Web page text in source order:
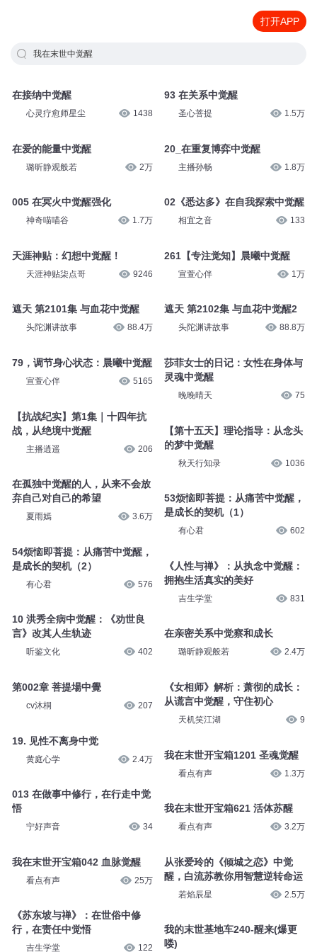
打开APP
我在末世中觉醒
在接纳中觉醒
心灵疗愈师星尘 1438
在爱的能量中觉醒
璐昕静观般若 2万
005 在冥火中觉醒强化
神奇喵喵谷 1.7万
天涯神贴：幻想中觉醒！
天涯神贴柒点哥 9246
遮天 第2101集 与血花中觉醒
头陀渊讲故事 88.4万
79，调节身心状态：晨曦中觉醒
宣萱心伴 5165
【抗战纪实】第1集｜十四年抗
战，从绝境中觉醒
主播逍遥 206
在孤独中觉醒的人，从来不会放
弃自己对自己的希望
夏雨嫣 3.6万
54烦恼即菩提：从痛苦中觉醒，
是成长的契机（2）
有心君 576
10 洪秀全病中觉醒：《劝世良
言》改其人生轨迹
听鉴文化 402
第002章 菩提場中覺
cv沐桐 207
19. 见性不离身中觉
黄庭心学 2.4万
013 在做事中修行，在行走中觉
悟
宁好声音 34
我在末世开宝箱042 血脉觉醒
看点有声 25万
《苏东坡与禅》：在世俗中修
行，在责任中觉悟
吉生学堂 122
93 在关系中觉醒
圣心菩提 1.5万
20_在重复博弈中觉醒
主播孙畅 1.8万
02《悉达多》在自我探索中觉醒
相宜之音 133
261【专注觉知】晨曦中觉醒
宣萱心伴 1万
遮天 第2102集 与血花中觉醒2
头陀渊讲故事 88.8万
莎菲女士的日记：女性在身体与
灵魂中觉醒
晚晚晴天 75
【第十五天】理论指导：从念头
的梦中觉醒
秋天行知录 1036
53烦恼即菩提：从痛苦中觉醒，
是成长的契机（1）
有心君 602
《人性与禅》：从执念中觉醒：
拥抱生活真实的美好
吉生学堂 831
在亲密关系中觉察和成长
璐昕静观般若 2.4万
《女相师》解析：萧彻的成长：
从谎言中觉醒，守住初心
天机笑江湖 9
我在末世开宝箱1201 圣魂觉醒
看点有声 1.3万
我在末世开宝箱621 活体苏醒
看点有声 3.2万
从张爱玲的《倾城之恋》中觉
醒，白流苏教你用智慧逆转命运
若焰辰星 2.5万
我的末世基地车240-醒来(爆更
喽)